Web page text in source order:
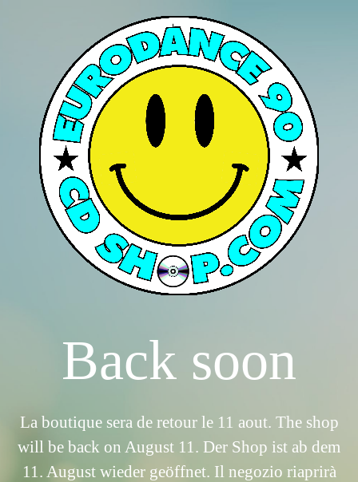
Back soon
La boutique sera de retour le 11 aout. The shop
will be back on August 11. Der Shop ist ab dem
11. August wieder geöffnet. Il negozio riaprirà